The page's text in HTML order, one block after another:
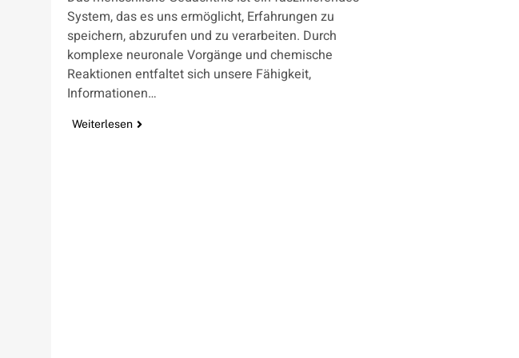
System, das es uns ermöglicht, Erfahrungen zu
speichern, abzurufen und zu verarbeiten. Durch
komplexe neuronale Vorgänge und chemische
Reaktionen entfaltet sich unsere Fähigkeit,
Informationen…
Weiterlesen